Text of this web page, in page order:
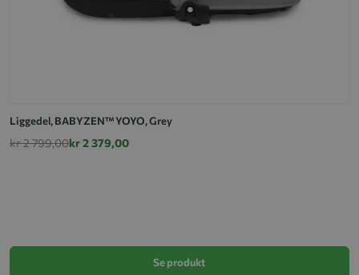
Liggedel, BABYZEN™ YOYO, Grey
kr 2 799,00kr 2 379,00
Se produkt